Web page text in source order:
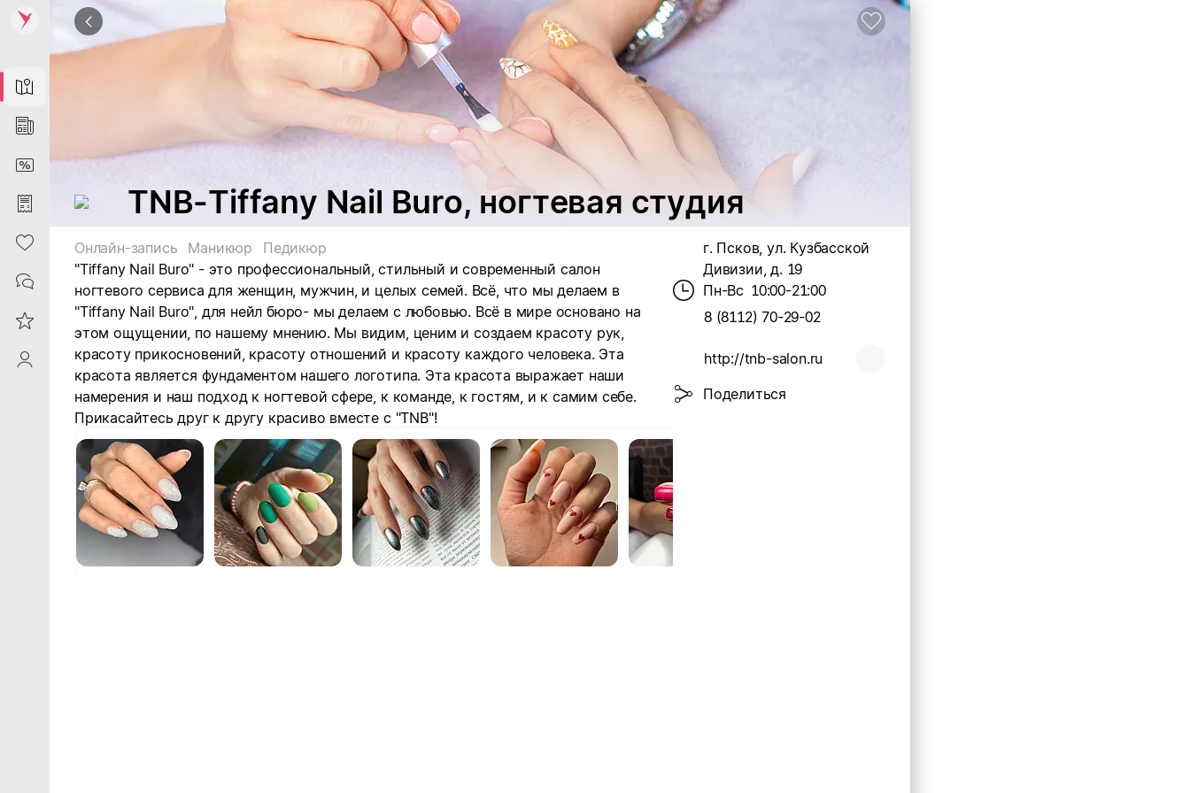
Map
News
DiscountCard
Purchases
Heart
Contacts
Reviews
ProfileSaby
TNB-Tiffany Nail Buro, ногтевая студия
Онлайн-запись Маникюр
Педикюр
"Tiffany Nail Buro" - это профессиональный, стильный и современный салон
ногтевого сервиса для женщин, мужчин, и целых семей. Всё, что мы делаем в
"Tiffany Nail Buro", для нейл бюро- мы делаем с любовью. Всё в мире основано на
этом ощущении, по нашему мнению. Мы видим, ценим и создаем красоту рук,
красоту прикосновений, красоту отношений и красоту каждого человека. Эта
красота является фундаментом нашего логотипа. Эта красота выражает наши
намерения и наш подход к ногтевой сфере, к команде, к гостям, и к самим себе.
Прикасайтесь друг к другу красиво вместе с "TNB"!
г. Псков, ул. Кузбасской
Дивизии, д. 19
Пн-Вс 10:00-21:00
8 (8112) 70-29-02
http://tnb-salon.ru
Поделиться